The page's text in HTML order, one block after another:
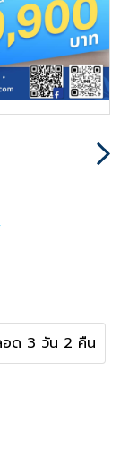
อด 3 วัน 2 คืน